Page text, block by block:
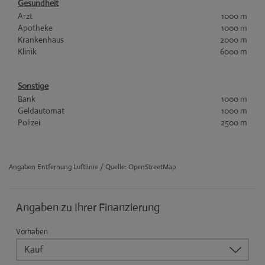
Gesundheit
Arzt
1000 m
Apotheke
1000 m
Krankenhaus
2000 m
Klinik
6000 m
Sonstige
Bank
1000 m
Geldautomat
1000 m
Polizei
2500 m
Angaben Entfernung Luftlinie / Quelle: OpenStreetMap